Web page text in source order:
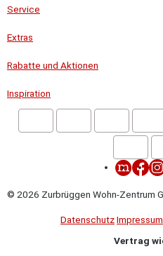
Service
Extras
Rabatte und Aktionen
Inspiration
© 2026 Zurbrüggen Wohn-Zentrum
DatenschutzImpressum
Vertrag